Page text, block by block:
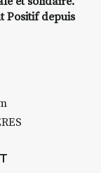
cet été.
vous
Positif depuis